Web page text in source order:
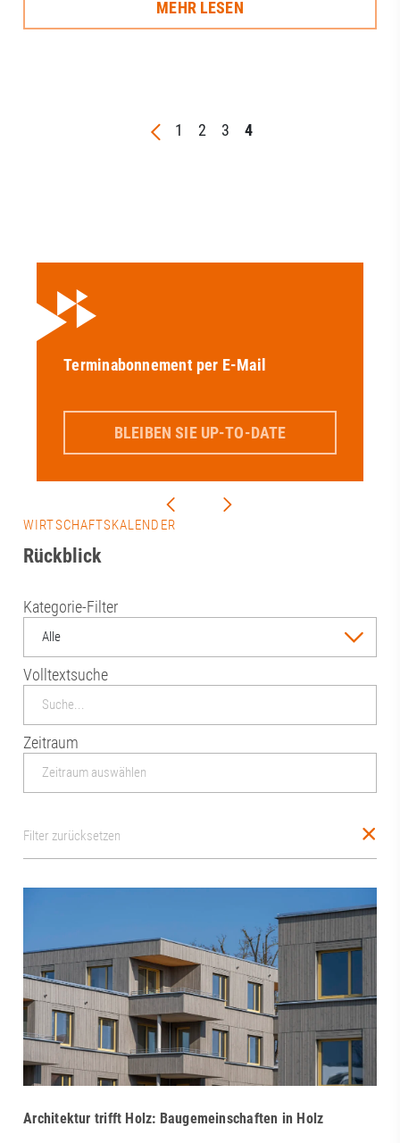
MEHR LESEN
1 2 3 4
Terminabonnement per E-Mail
BLEIBEN SIE UP-TO-DATE
WIRTSCHAFTSKALENDER
Rückblick
Kategorie-Filter
Alle
Volltextsuche
Zeitraum
Filter zurücksetzen
Architektur trifft Holz: Baugemeinschaften in Holz